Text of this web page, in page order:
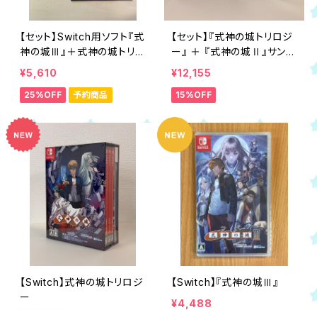
【セット】Switch用ソフト『式
神の城Ⅲ』＋式神の城トリロ
ジービジュアルファンブック
B級品
¥5,610
25%OFF 予約商品
【セット】『式神の城トリロジ
ー』 ＋ 『式神の城Ⅱ』サント
ラCD（NAOMI音源版）
¥12,155
15%OFF
【Switch】式神の城トリロジ
ー
【Switch】『式神の城Ⅲ』
¥4,488